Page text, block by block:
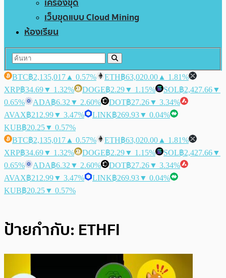
เว็บขุดแบบ Cloud Mining
ห้องเรียน
BTC฿2,135,017 ▲ 0.57% ETH฿63,020.00 ▲ 1.81%
XRP฿34.69▼ 1.32% DOGE฿2.29▼ 1.15% SOL฿2,427.66▼
0.65%
ADA฿6.32 ▼ 2.60% DOT฿27.26▼ 3.34%
AVAX฿212.99▼ 3.47% LINK฿269.93▼ 0.04%
KUB฿20.25▼ 0.57%
BTC฿2,135,017 ▲ 0.57% ETH฿63,020.00 ▲ 1.81%
XRP฿34.69▼ 1.32% DOGE฿2.29▼ 1.15% SOL฿2,427.66▼
0.65%
ADA฿6.32 ▼ 2.60% DOT฿27.26▼ 3.34%
AVAX฿212.99▼ 3.47% LINK฿269.93▼ 0.04%
KUB฿20.25▼ 0.57%
ป้ายกำกับ: ETHFI